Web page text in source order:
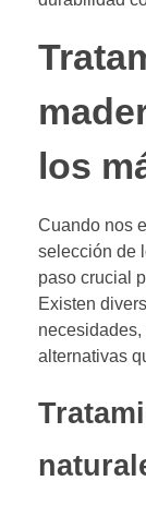
los
Cuando nos
selección de
paso crucial
Existen
alternativas